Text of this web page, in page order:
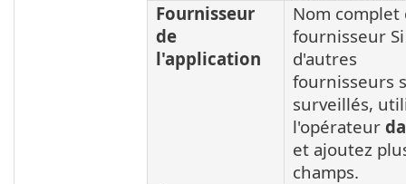
Fournisseur
de
l'application
Nom complet
fournisseur Si
d'autres
fournisseurs
surveillés,
l'opérateur
et ajoutez
champs.